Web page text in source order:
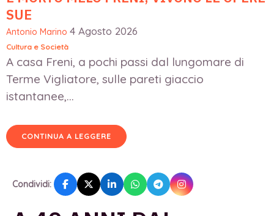
SUE
Antonio Marino 4 Agosto 2026
Cultura e Società
A casa Freni, a pochi passi dal lungomare di
Terme Vigliatore, sulle pareti giaccio
istantanee,...
CONTINUA A LEGGERE
Condividi: